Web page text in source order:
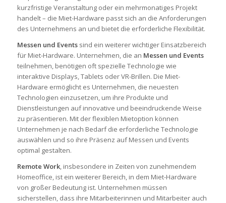
kurzfristige Veranstaltung oder ein mehrmonatiges Projekt
handelt – die Miet-Hardware passt sich an die Anforderungen
des Unternehmens an und bietet die erforderliche Flexibilität.
Messen und Eventssind ein weiterer wichtiger Einsatzbereich
für Miet-Hardware. Unternehmen, die an Messen und Events
teilnehmen, benötigen oft spezielle Technologie wie
interaktive Displays, Tablets oder VR-Brillen. Die Miet-
Hardware ermöglicht es Unternehmen, die neuesten
Technologien einzusetzen, um ihre Produkte und
Dienstleistungen auf innovative und beeindruckende Weise
zu präsentieren. Mit der flexiblen Mietoption können
Unternehmen je nach Bedarf die erforderliche Technologie
auswählen und so ihre Präsenz auf Messen und Events
optimal gestalten.
Remote Work, insbesondere in Zeiten von zunehmendem
Homeoffice, ist ein weiterer Bereich, in dem Miet-Hardware
von großer Bedeutung ist. Unternehmen müssen
sicherstellen, dass ihre Mitarbeiterinnen und Mitarbeiter auch